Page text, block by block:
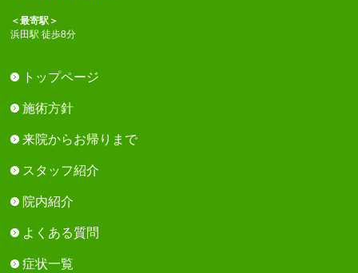
＜最寄駅＞
浜田駅 徒歩8分
トップページ
施術方針
来院からお帰りまで
スタッフ紹介
院内紹介
よくある質問
症状一覧